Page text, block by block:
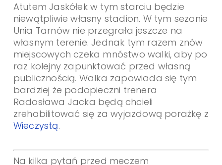
Atutem Jaskółek w tym starciu będzie
niewątpliwie własny stadion. W tym sezonie
Unia Tarnów nie przegrała jeszcze na
własnym terenie. Jednak tym razem znów
miejscowych czeka mnóstwo walki, aby po
raz kolejny zapunktować przed własną
publicznością. Walka zapowiada się tym
bardziej że podopieczni trenera
Radosława Jacka będą chcieli
zrehabilitować się za wyjazdową porażkę z
Wieczystą.
Na kilka pytań przed meczem